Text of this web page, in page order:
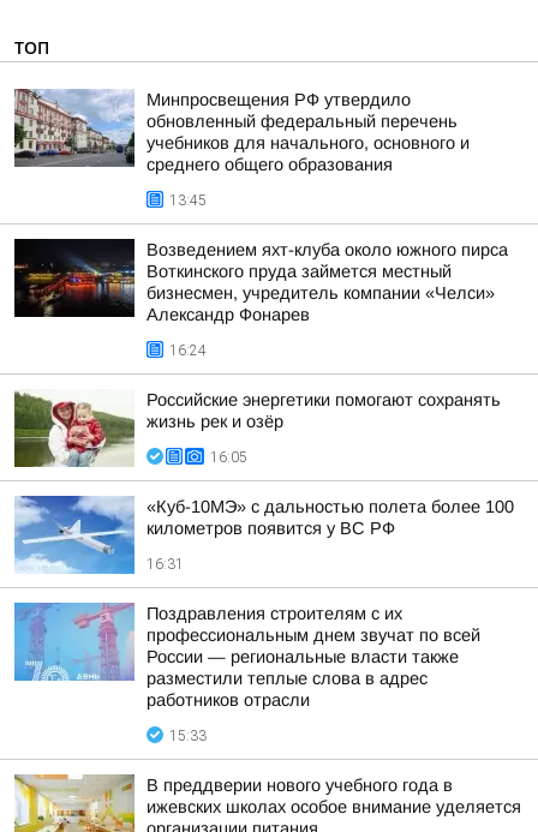
ТОП
Минпросвещения РФ утвердило
обновленный федеральный перечень
учебников для начального, основного и
среднего общего образования
13:45
Возведением яхт-клуба около южного пирса
Воткинского пруда займется местный
бизнесмен, учредитель компании «Челси»
Александр Фонарев
16:24
Российские энергетики помогают сохранять
жизнь рек и озёр
16:05
«Куб-10МЭ» с дальностью полета более 100
километров появится у ВС РФ
16:31
Поздравления строителям с их
профессиональным днем звучат по всей
России — региональные власти также
разместили теплые слова в адрес
работников отрасли
15:33
В преддверии нового учебного года в
ижевских школах особое внимание уделяется